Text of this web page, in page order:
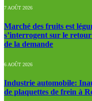
7 AOÛT 2026
Marché des fruits est
s’interrogent sur le
de la demande
6 AOÛT 2026
Industrie automobile:
de plaquettes de frein à